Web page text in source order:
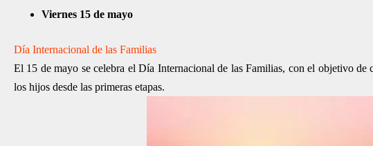
Viernes 15 de mayo
Día Internacional de las Familias
El 15 de mayo se celebra el Día Internacional de las Familias, con el objetivo
los hijos desde las primeras etapas.